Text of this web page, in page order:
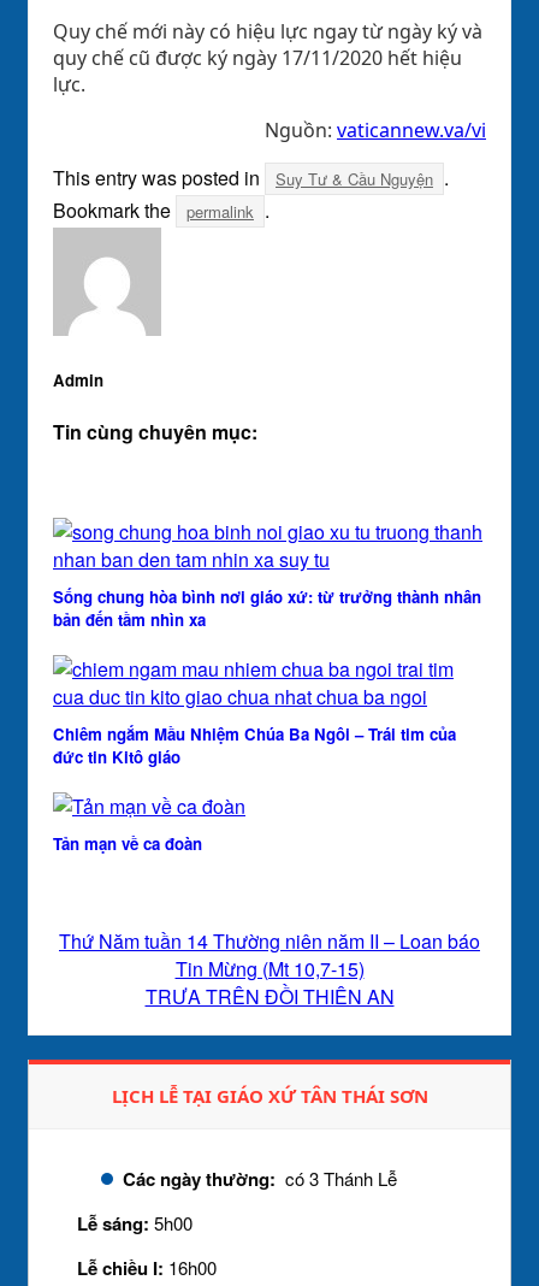
Quy chế mới này có hiệu lực ngay từ ngày ký và
quy chế cũ được ký ngày 17/11/2020 hết hiệu
lực.
Nguồn: vaticannew.va/vi
This entry was posted in Suy Tư & Cầu Nguyện .
Bookmark the
permalink .
Admin
Tin cùng chuyên mục:
Sống chung hòa bình nơi giáo xứ: từ trưởng thành nhân
bản đến tầm nhìn xa
Chiêm ngắm Mầu Nhiệm Chúa Ba Ngôi – Trái tim của
đức tin Kitô giáo
Tản mạn về ca đoàn
Thứ Năm tuần 14 Thường niên năm II – Loan báo
Tin Mừng (Mt 10,7-15)
TRƯA TRÊN ĐỒI THIÊN AN
LỊCH LỄ TẠI GIÁO XỨ TÂN THÁI SƠN
Các ngày thường: có 3 Thánh Lễ
Lễ sáng: 5h00
Lễ chiều I: 16h00